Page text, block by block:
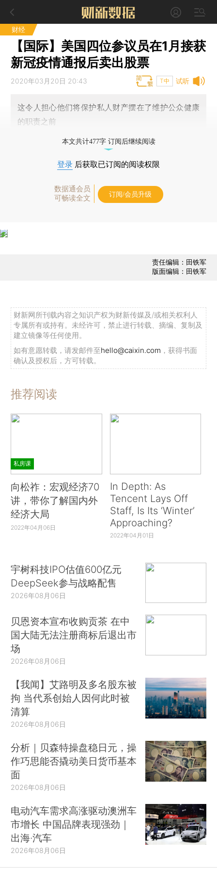
财经
【国际】美国四位参议员在1月接获
新冠疫情通报后卖出股票
试听
2020年03月20日 20:43 T中
这令人担心他们将保护私人财产摆在了维护公众健康
的职责之前
本文共计477字 订阅后继续阅读
登录 后获取已订阅的阅读权限
数据通会员
可畅读全文
订阅/会员升级
责任编辑：田铁军
版面编辑：田铁军
财新网所刊载内容之知识产权为财新传媒及/或相关权利人
专属所有或持有。未经许可，禁止进行转载、摘编、复制及
建立镜像等任何使用。
如有意愿转载，请发邮件至hello@caixin.com ，获得书面
确认及授权后，方可转载。
推荐阅读
私房课
向松祚：宏观经济70
讲，带你了解国内外
经济大局
2022年04月06日
In Depth: As
Tencent Lays Off
Staff, Is Its ‘Winter’
Approaching?
2022年04月01日
宇树科技IPO估值600亿元
DeepSeek参与战略配售
2026年08月06日
贝恩资本宣布收购贡茶 在中
国大陆无法注册商标后退出市
场
2026年08月06日
【我闻】艾路明及多名股东被
拘 当代系创始人因何此时被
清算
2026年08月06日
分析｜贝森特操盘稳日元，操
作巧思能否撬动美日货币基本
面
2026年08月06日
电动汽车需求高涨驱动澳洲车
市增长 中国品牌表现强劲｜
出海·汽车
2026年08月06日